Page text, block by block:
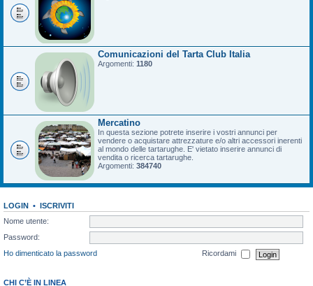
Comunicazioni del Tarta Club Italia
Argomenti: 1180
Mercatino
In questa sezione potrete inserire i vostri annunci per
vendere o acquistare attrezzature e/o altri accessori inerenti
al mondo delle tartarughe. E' vietato inserire annunci di
vendita o ricerca tartarughe.
Argomenti: 384740
LOGIN • ISCRIVITI
Nome utente:
Password:
Ho dimenticato la password
Ricordami
CHI C’È IN LINEA